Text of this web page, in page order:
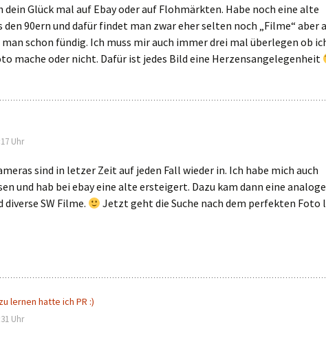
dein Glück mal auf Ebay oder auf Flohmärkten. Habe noch eine alte
den 90ern und dafür findet man zwar eher selten noch „Filme“ aber
man schon fündig. Ich muss mir auch immer drei mal überlegen ob
mache oder nicht. Dafür ist jedes Bild eine Herzensangelegenheit
Uhr
sind in letzer Zeit auf jeden Fall wieder in. Ich habe mich auch
und hab bei ebay eine alte ersteigert. Dazu kam dann eine analoge
diverse SW Filme.
Jetzt geht die Suche nach dem perfekten
lernen hatte ich PR :)
Uhr